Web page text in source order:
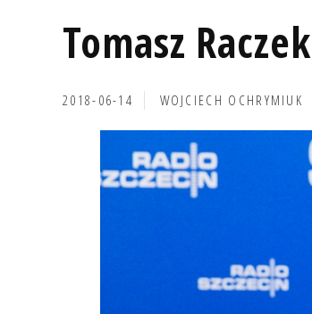
Tomasz Raczek
2018-06-14 WOJCIECH OCHRYMIUK